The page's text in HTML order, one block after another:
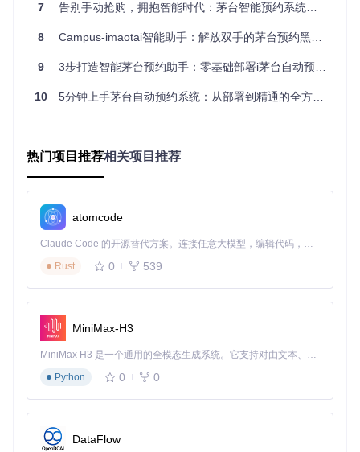
campus-imaotai采用微服务架构设计，核心由任务调度模块、
发，使用Redis实现分布式锁和任务队列，确保多账号并发预
最大并发账号数：100+
通过Docker Compose实现一键部署，包含MySQL数据库、R
git clone
cd campus-imaotai/doc/docker
门店列表功能提供按省份、城市、商品ID等多维度筛选，支持
一键刷新最新门店信息。系统内置地理定位算法，可根据账号
所在地区自动推荐最佳预约门店，提升预约成功率。界面展示
完整的门店地址、坐标和库存状态，辅助用户做出预约决策。
图：门店信息查询界面，展示多维度筛选和门店详细信息
7 告别手动抢购，拥抱智能时代：茅台智能预约系统全方位解决方案
8 Campus-imaotai智能助手：解放双手的茅台预约黑科技
9 3步打造智能茅台预约助手：零基础部署i茅台自动预约系统
10 5分钟上手茅台自动预约系统：从部署到精通的全方位指南
热门项目推荐相关项目推荐
atomcode
Claude Code 的开源替代方案。连接任意大模型，编辑代码，运行命令，自动验证 — 全自动执行。用 Rust 构建，极致性能。 ｜ An open-source alternative to Claude Code. Connect any LLM, edit code, run commands, and verify changes — autonomously. Built in Rust for speed. Get Started
Rust
0 539
MiniMax-H3
MiniMax H3 是一个通用的全模态生成系统。它支持对由文本、图像、视频和音频组成的多模态上下文进行统一理解，并能生成分辨率高达 2K、时长可达 15 秒的带原生立体声音频的视频。得益于面向任务泛化的系统设计，H3 在预训练阶段就已具备广泛的多模态上下文理解与生成能力，能够出色地执行复杂的多模态指令。
Python
0 0
DataFlow